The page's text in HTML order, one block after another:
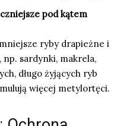
pod kątem
ryby drapieżne i
np. sardynki, makrela,
długo żyjących ryb
więcej metylortęci.